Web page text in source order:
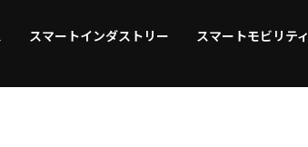
スマートインダストリー スマートモビリティ